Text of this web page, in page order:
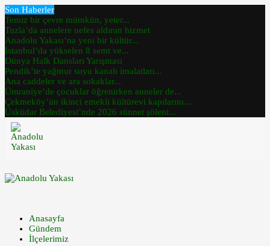
Son Haberler
Temiz bir çevre mümkün, yeter...
Tuzla’da annelere nefes aldıran hizmet
Anadolu Yakası’na yeni bir kültür...
İstanbul’da yükselen 8 semt ve...
Dünya Halk Dansları Yarışması
Pendik’te yağmur suyu kanalı imalatları...
Ana caddeler ve ara sokaklar...
Ümraniye’de çocuklar öğrenirken anneler de...
Çekmeköy’ün ikinci emekli kültürevi kapılarını...
Üsküdar Belediyesi’nde 2026 sünnet şöleni...
Anasayfa
Gündem
İlçelerimiz